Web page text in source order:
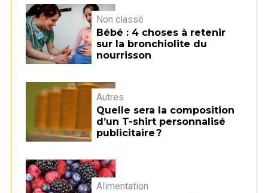
Non classé
Bébé : 4 choses à retenir
sur la bronchiolite du
nourrisson
Autres
Quelle sera la composition
d’un T-shirt personnalisé
publicitaire ?
Alimentation